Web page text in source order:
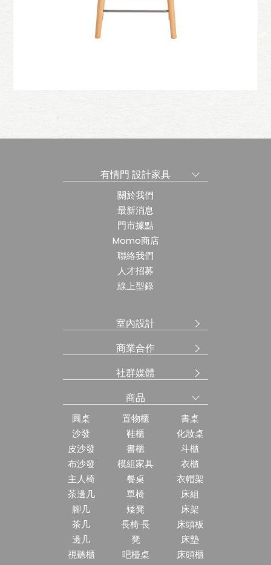
有情門 設計家具
關於我們
最新消息
門市據點
Momo商店
聯絡我們
人才招募
線上型錄
室內設計
商業合作
社群媒體
商品
圓桌
沙發
皮沙發
布沙發
主人椅
茶邊几
腳几
茶几
邊几
視聽櫃
置物櫃
鞋櫃
書櫃
模組家具
餐桌
單椅
矮凳
長椅·長
凳
吧檯桌
書桌
化妝桌
斗櫃
衣櫃
衣帽架
床組
床架
床頭板
床墊
床頭櫃